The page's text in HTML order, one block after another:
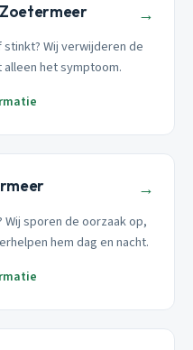
→
Wij verwijderen de
het symptoom.
→
sporen de oorzaak op,
hem dag en nacht.